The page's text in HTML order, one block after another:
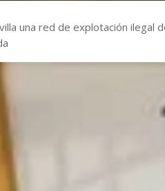
una red de explotación ilegal